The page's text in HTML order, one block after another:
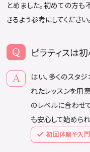
とめました。初めての方
きるよう参考にしてください。
ピラティスは
はい、多くのスタ
れたレッスンを用
のレベルに合わせ
も安心して始められ
初回体験や入門